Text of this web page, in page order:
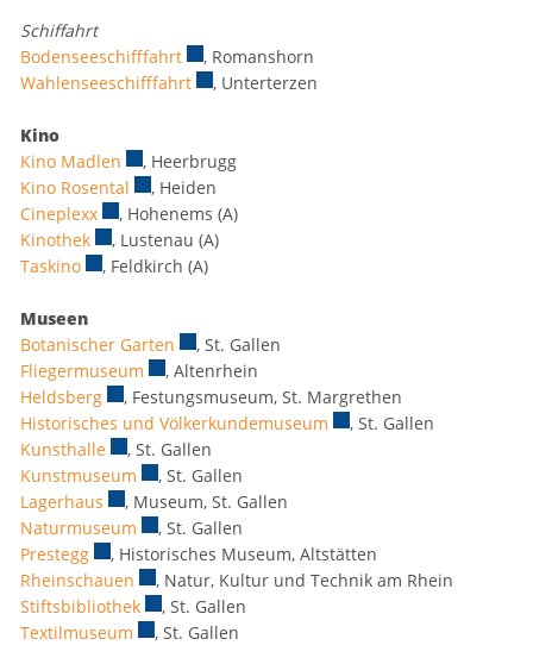
Schiffahrt
Bodenseeschifffahrt Externer Link wird in einem neuen Fenster
, Romanshorn
Wahlenseeschifffahrt Externer Link wird in einem neuen
, Unterterzen
Kino
Kino Madlen Externer Link wird in einem neuen Fenster
, Heerbrugg
Kino Rosental Externer Link wird in einem neuen Fenster
, Heiden
Cineplexx Externer Link wird in einem neuen Fenster geöffnet.
, Hohenems (A)
Kinothek Externer Link wird in einem neuen Fenster geöffnet.
, Lustenau (A)
Taskino Externer Link wird in einem neuen Fenster geöffnet.
, Feldkirch (A)
Museen
Botanischer Garten Externer Link wird in einem neuen Fenster
, St. Gallen
Fliegermuseum Externer Link wird in einem neuen Fenster
, Altenrhein
Heldsberg Externer Link wird in einem neuen Fenster geöffnet.
, Festungsmuseum, St. Margrethen
Historisches und Völkerkundemuseum Externer Link wird in
, St. Gallen
Kunsthalle Externer Link wird in einem neuen Fenster geöffnet.
, St. Gallen
Kunstmuseum Externer Link wird in einem neuen Fenster
, St. Gallen
Lagerhaus Externer Link wird in einem neuen Fenster geöffnet.
, Museum, St. Gallen
Naturmuseum Externer Link wird in einem neuen Fenster
, St. Gallen
Prestegg Externer Link wird in einem neuen Fenster geöffnet.
, Historisches Museum, Altstätten
Rheinschauen Externer Link wird in einem neuen Fenster
, Natur, Kultur und Technik am Rhein
Stiftsbibliothek Externer Link wird in einem neuen Fenster
, St. Gallen
Textilmuseum Externer Link wird in einem neuen Fenster
, St. Gallen